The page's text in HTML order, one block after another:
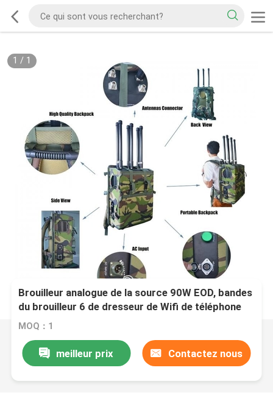
1 / 1
Brouilleur analogue de la source 90W EOD, bandes
du brouilleur 6 de dresseur de Wifi de téléphone
portable
MOQ：1
meilleur prix Contactez nous